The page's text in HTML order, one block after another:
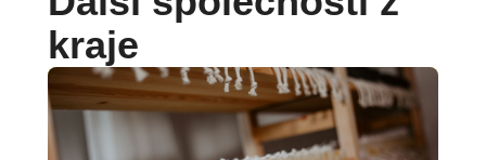
kraje